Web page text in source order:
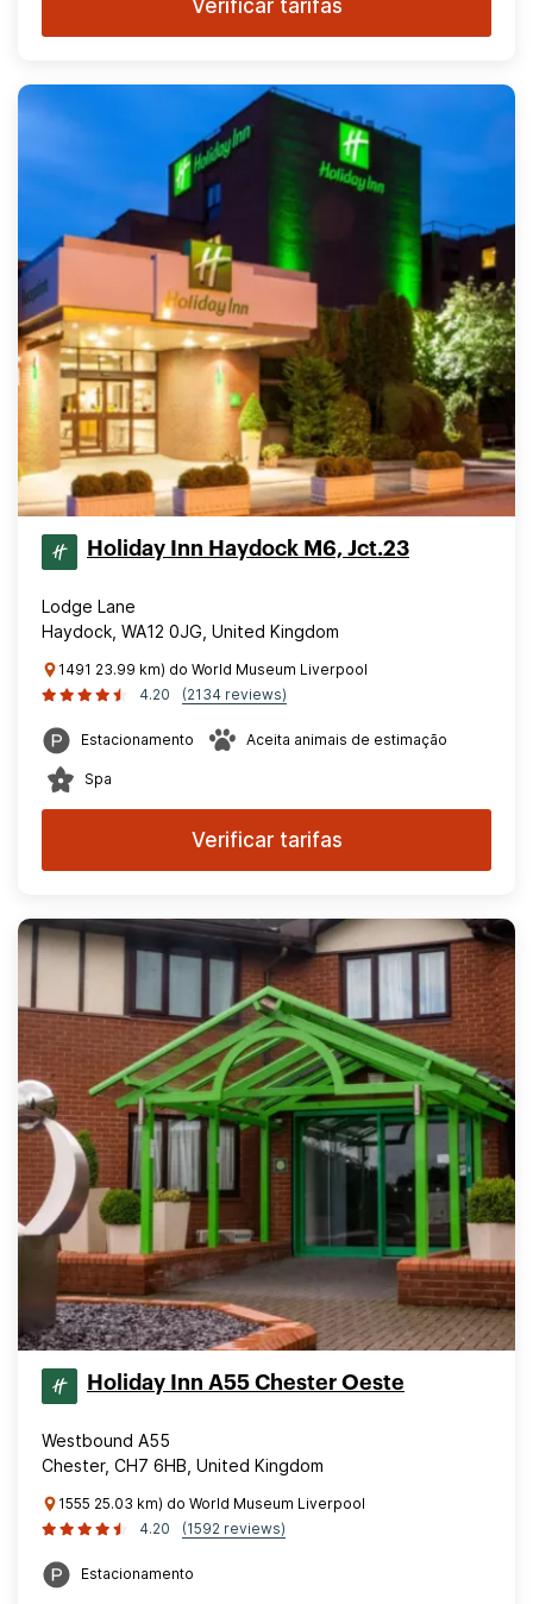
Verificar tarifas
Holiday Inn Haydock M6, Jct.23
Lodge Lane
Haydock, WA12 0JG, United Kingdom
1491 23.99 km) do World Museum Liverpool
4.20
(2134 reviews)
Estacionamento Aceita animais de estimação
Spa
Verificar tarifas
Holiday Inn A55 Chester Oeste
Westbound A55
Chester, CH7 6HB, United Kingdom
1555 25.03 km) do World Museum Liverpool
4.20
(1592 reviews)
Estacionamento